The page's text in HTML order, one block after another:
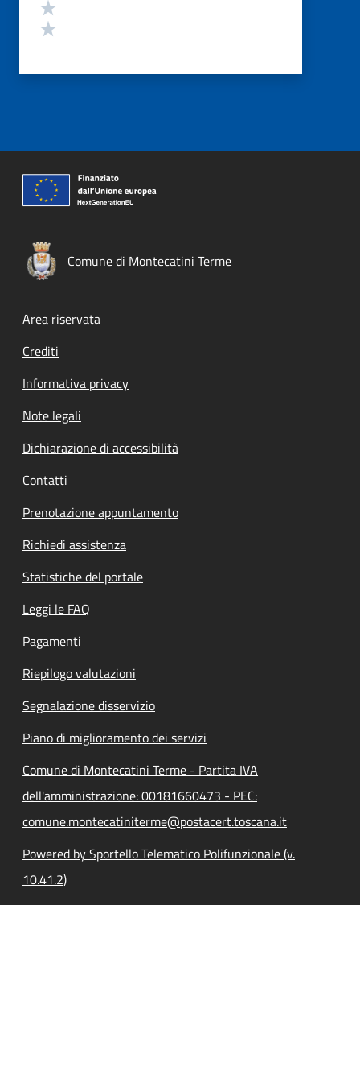
Comune di Montecatini Terme
Footer menu
Area riservata
Crediti
Informativa privacy
Note legali
Dichiarazione di accessibilità
Contatti
Prenotazione appuntamento
Richiedi assistenza
Statistiche del portale
Leggi le FAQ
Pagamenti
Riepilogo valutazioni
Segnalazione disservizio
Piano di miglioramento dei servizi
Comune di Montecatini Terme - Partita IVA
dell'amministrazione: 00181660473 - PEC:
comune.montecatiniterme@postacert.toscana.it
Powered by Sportello Telematico Polifunzionale (v.
10.41.2)